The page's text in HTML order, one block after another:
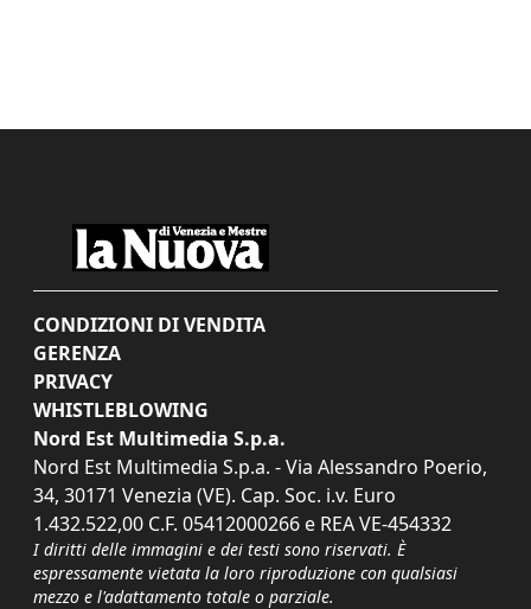
CONDIZIONI DI VENDITA
GERENZA
PRIVACY
WHISTLEBLOWING
Nord Est Multimedia S.p.a.
Nord Est Multimedia S.p.a. - Via Alessandro Poerio,
34, 30171 Venezia (VE). Cap. Soc. i.v. Euro
1.432.522,00 C.F. 05412000266 e REA VE-454332
I diritti delle immagini e dei testi sono riservati. È
espressamente vietata la loro riproduzione con qualsiasi
mezzo e l'adattamento totale o parziale.